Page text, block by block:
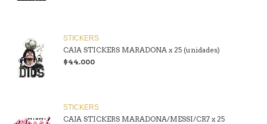
STICKERS
CAJA STICKERS MARADONA x 25 (unidades)
$44.000
STICKERS
CAJA STICKERS MARADONA/MESSI/CR7 x 25